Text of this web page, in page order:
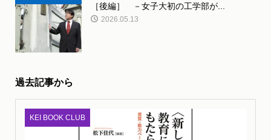
ー
［後編］ －女子大初の工学部が...
2026.05.13
過去記事から
KEI BOOK CLUB